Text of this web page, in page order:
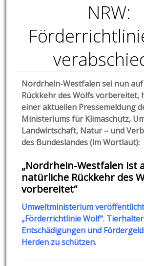
NRW:
Nordrhein-Westfalen sei nun
Rückkehr des Wolfs vorbereitet,
einer aktuellen Pressemeldung
Ministeriums für Klimaschutz,
Landwirtschaft, Natur – und
des Bundeslandes (im Wortlaut):
„Nordrhein-Westfalen ist
natürliche Rückkehr des
vorbereitet“
Umweltministerium
„Förderrichtlinie Wolf“.
Entschädigungen und
Herden zu schützen.